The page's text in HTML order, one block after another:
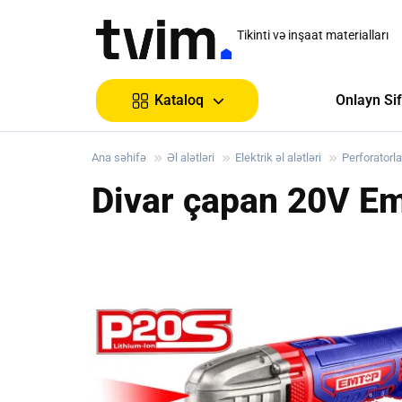
Tikinti və inşaat materialları
Kataloq Onlayn
Ana səhifə Əl alətləri Elektrik əl alətləri
Divar çapan 20V